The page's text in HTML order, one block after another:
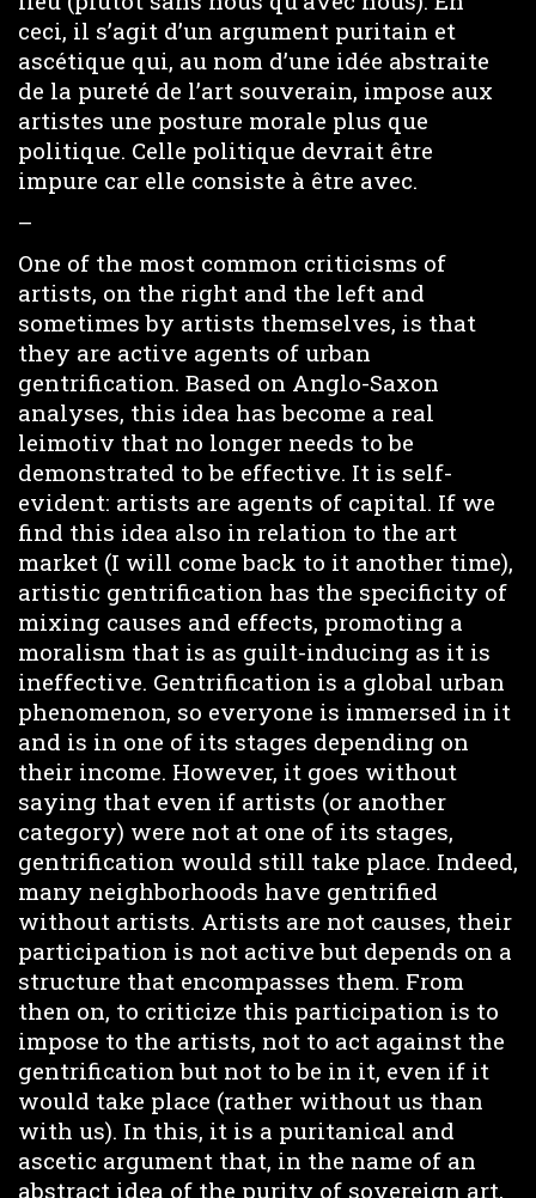
ceci, il s’agit d’un argument puritain et
ascétique qui, au nom d’une idée abstraite
de la pureté de l’art souverain, impose aux
artistes une posture morale plus que
politique. Celle politique devrait être
impure car elle consiste à être avec.
–
One of the most common criticisms of
artists, on the right and the left and
sometimes by artists themselves, is that
they are active agents of urban
gentrification. Based on Anglo-Saxon
analyses, this idea has become a real
leimotiv that no longer needs to be
demonstrated to be effective. It is self-
evident: artists are agents of capital. If we
find this idea also in relation to the art
market (I will come back to it another time),
artistic gentrification has the specificity of
mixing causes and effects, promoting a
moralism that is as guilt-inducing as it is
ineffective. Gentrification is a global urban
phenomenon, so everyone is immersed in it
and is in one of its stages depending on
their income. However, it goes without
saying that even if artists (or another
category) were not at one of its stages,
gentrification would still take place. Indeed,
many neighborhoods have gentrified
without artists. Artists are not causes, their
participation is not active but depends on a
structure that encompasses them. From
then on, to criticize this participation is to
impose to the artists, not to act against the
gentrification but not to be in it, even if it
would take place (rather without us than
with us). In this, it is a puritanical and
ascetic argument that, in the name of an
abstract idea of the purity of sovereign art,